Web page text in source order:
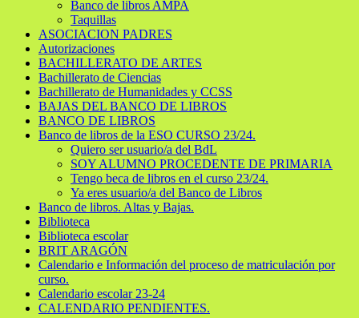
Banco de libros AMPA
Taquillas
ASOCIACION PADRES
Autorizaciones
BACHILLERATO DE ARTES
Bachillerato de Ciencias
Bachillerato de Humanidades y CCSS
BAJAS DEL BANCO DE LIBROS
BANCO DE LIBROS
Banco de libros de la ESO CURSO 23/24.
Quiero ser usuario/a del BdL
SOY ALUMNO PROCEDENTE DE PRIMARIA
Tengo beca de libros en el curso 23/24.
Ya eres usuario/a del Banco de Libros
Banco de libros. Altas y Bajas.
Biblioteca
Biblioteca escolar
BRIT ARAGÓN
Calendario e Información del proceso de matriculación por
curso.
Calendario escolar 23-24
CALENDARIO PENDIENTES.